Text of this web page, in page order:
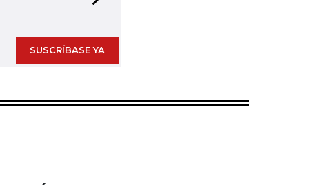
SUSCRÍBASE YA